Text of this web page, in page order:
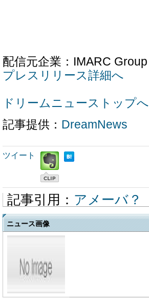
配信元企業：IMARC
プレスリリース詳細へ
ドリームニューストップへ
記事提供： DreamNews
ツイート
記事引用： アメーバ？
ニュース画像